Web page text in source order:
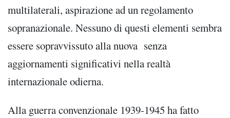
multilaterali, aspirazione ad un regolamento
sopranazionale. Nessuno di questi elementi sembra
essere sopravvissuto alla nuova senza
aggiornamenti significativi nella realtà
internazionale odierna.
Alla guerra convenzionale 1939-1945 ha fatto